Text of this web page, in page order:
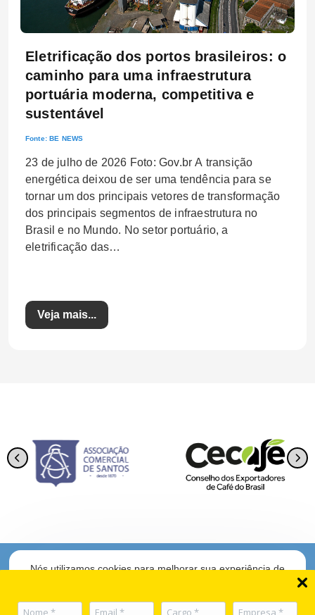
Eletrificação dos portos brasileiros: o
caminho para uma infraestrutura
portuária moderna, competitiva e
sustentável
Fonte:BE NEWS
23 de julho de 2026 Foto: Gov.br A transição
energética deixou de ser uma tendência para se
tornar um dos principais vetores de transformação
dos principais segmentos de infraestrutura no
Brasil e no Mundo. No setor portuário, a
eletrificação das…
Veja mais...
Nós utilizamos cookies para melhorar sua experiência de